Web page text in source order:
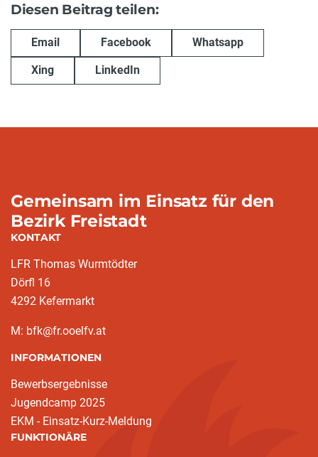
Diesen Beitrag teilen:
Email Facebook Whatsapp
Xing LinkedIn
Gemeinsam im Einsatz für den
Bezirk Freistadt
KONTAKT
LFR Thomas Wurmtödter
Dörfl 16
4292 Kefermarkt
M: bfk@fr.ooelfv.at
INFORMATIONEN
Bewerbsergebnisse
Jugendcamp 2025
EKM - Einsatz-Kurz-Meldung
FUNKTIONÄRE